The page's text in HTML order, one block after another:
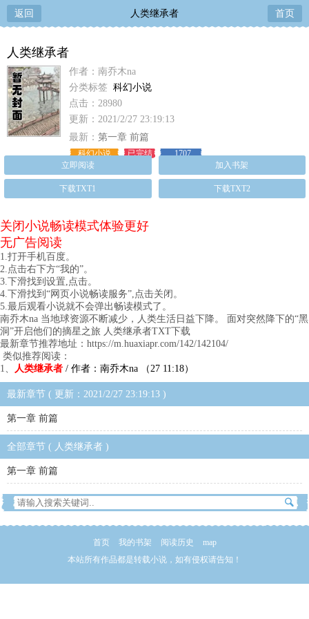
返回 人类继承者 首页
人类继承者
作者：南乔木na
分类标签 科幻小说
点击：28980
更新：2021/2/27 23:19:13
最新： 第一章 前篇
科幻小说 已完结
1707
立即阅读
加入书架
下载TXT1 下载TXT2
关闭小说畅读模式体验更好
无广告阅读
1.打开手机百度。
2.点击右下方“我的”。
3.下滑找到设置,点击。
4.下滑找到“网页小说畅读服务”,点击关闭。
5.最后观看小说就不会弹出畅读模式了。
南乔木na 当地球资源不断减少，人类生活日益下降。 面对突然降下的“黑
洞”开启他们的摘星之旅 人类继承者TXT下载
最新章节推荐地址：https://m.huaxiapr.com/142/142104/
类似推荐阅读：
1、
人类继承者 / 作者：南乔木na （27 11:18）
最新章节 ( 更新：2021/2/27 23:19:13 )
第一章 前篇
全部章节 ( 人类继承者 )
第一章 前篇
首页 我的书架 阅读历史
map
本站所有作品都是转载小说，如有侵权请告知！